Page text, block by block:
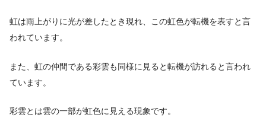
虹は雨上がりに光が差したとき現れ、この虹色が転機を表すと言
われています。
また、虹の仲間である彩雲も同様に見ると転機が訪れると言われ
ています。
彩雲とは雲の一部が虹色に見える現象です。